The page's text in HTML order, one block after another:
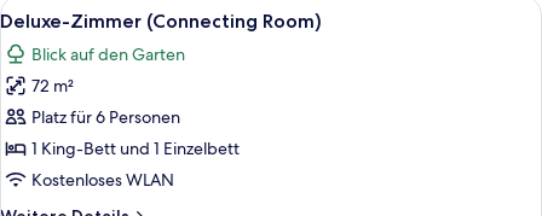
Airport
Alle
Fotos
für
Deluxe-
Zimmer
(Connecting
Room)
6
Deluxe-Zimmer (Connecting Room)
Blick auf den Garten
72 m²
Platz für 6 Personen
1 King-Bett und 1 Einzelbett
Kostenloses WLAN